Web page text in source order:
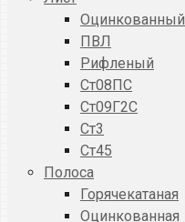
Оцинкованный
ПВЛ
Рифленый
Ст08ПС
Ст09Г2С
Ст3
Ст45
Полоса
Горячекатаная
Оцинкованная